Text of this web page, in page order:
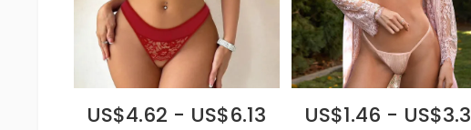
US$4.62 - US$6.13 US$1.46 -